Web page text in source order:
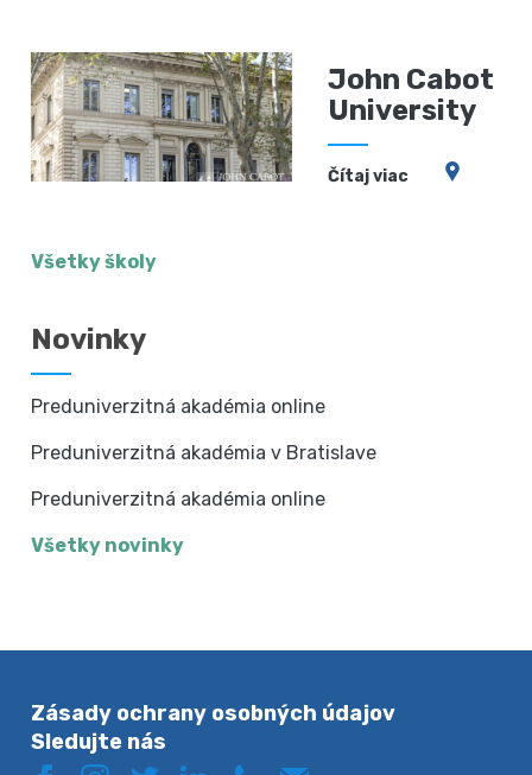
John Cabot
University
Čítaj viac
Všetky školy
Novinky
Preduniverzitná akadémia online
Preduniverzitná akadémia v Bratislave
Preduniverzitná akadémia online
Všetky novinky
Zásady ochrany osobných údajov
Sledujte nás